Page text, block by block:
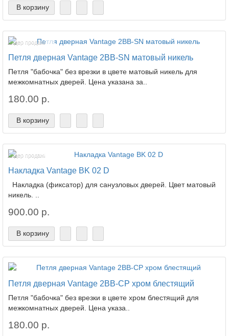
В корзину
Лидер продаж!
Петля дверная Vantage 2BB-SN матовый никель
Петля "бабочка" без врезки в цвете матовый никель для
межкомнатных дверей. Цена указана за..
180.00 р.
В корзину
Лидер продаж!
Накладка Vantage BK 02 D
Накладка (фиксатор) для санузловых дверей. Цвет матовый
никель. ..
900.00 р.
В корзину
Петля дверная Vantage 2BB-CP хром блестящий
Петля "бабочка" без врезки в цвете хром блестящий для
межкомнатных дверей. Цена указа..
180.00 р.